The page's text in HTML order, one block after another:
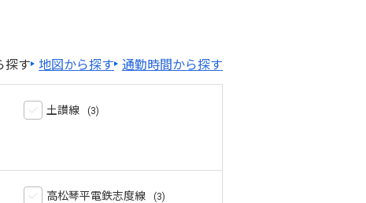
探す 地図から探す 通勤時間から探す
土讃線
高松琴平電鉄志度線